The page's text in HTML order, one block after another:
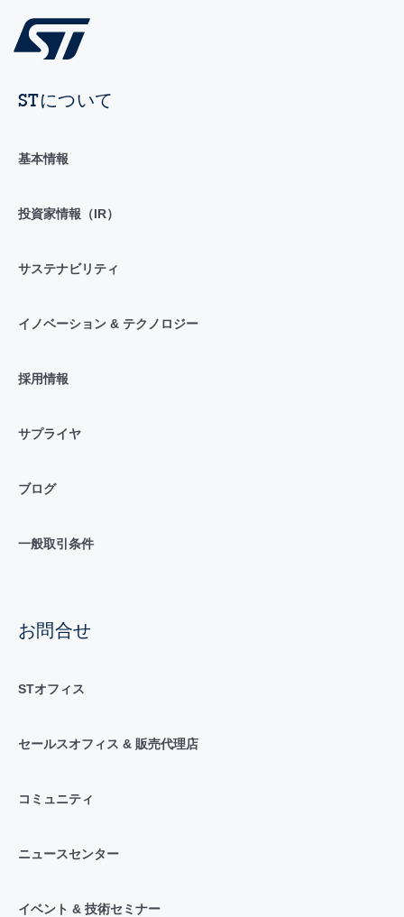
STについて
基本情報
投資家情報（IR）
サステナビリティ
イノベーション & テクノロジー
採用情報
サプライヤ
ブログ
一般取引条件
お問合せ
STオフィス
セールスオフィス & 販売代理店
コミュニティ
ニュースセンター
イベント & 技術セミナー